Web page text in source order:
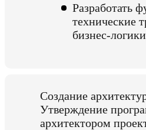
Разработать
технические
бизнес-
Создание
Утверждение
архитектором